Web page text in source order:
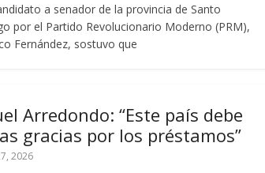
a senador de la provincia de Santo
por el Partido Revolucionario Moderno (PRM),
Fernández, sostuvo que
Arredondo: “Este país debe
gracias por los préstamos”
2026